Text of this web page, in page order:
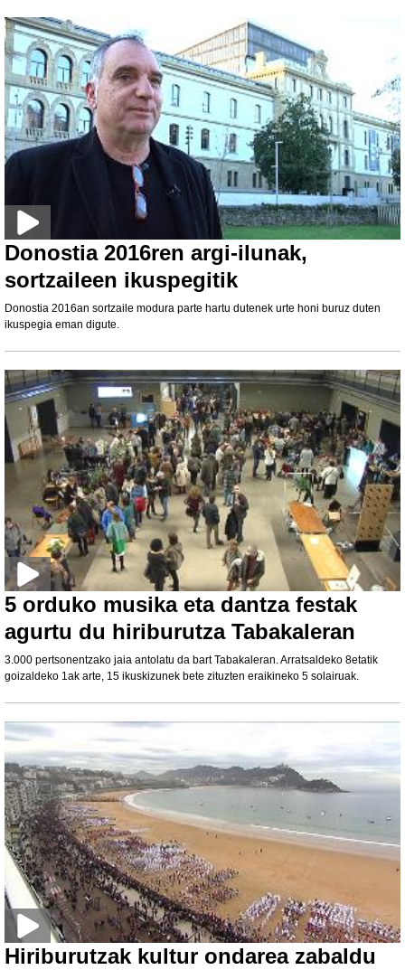
Donostia 2016ren argi-ilunak,
sortzaileen ikuspegitik
Donostia 2016an sortzaile modura parte hartu dutenek urte honi buruz duten
ikuspegia eman digute.
5 orduko musika eta dantza festak
agurtu du hiriburutza Tabakaleran
3.000 pertsonentzako jaia antolatu da bart Tabakaleran. Arratsaldeko 8etatik
goizaldeko 1ak arte, 15 ikuskizunek bete zituzten eraikineko 5 solairuak.
Hiriburutzak kultur ondarea zabaldu